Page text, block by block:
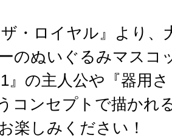
ザ・ロイヤル』より
のぬいぐるみマスコ
1』の主人公や『器用
コンセプトで描かれ
楽しみください！